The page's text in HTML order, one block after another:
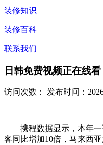
装修知识
装修百科
联系我们
日韩免费视频正在线看
访问次数： 发布时间：
携程数据显示，本年一
客同比增加10倍，马来西